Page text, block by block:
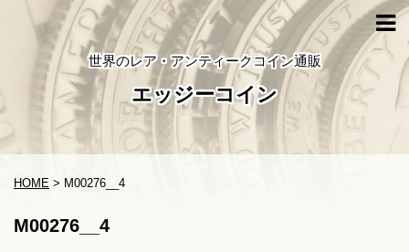
世界のレア・アンティークコイン通販
エッジーコイン
HOME > M00276__4
M00276__4